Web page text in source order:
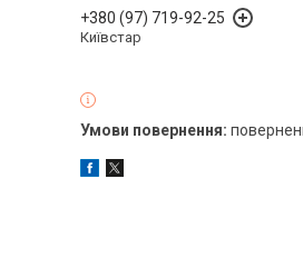
+380 (97) 719-92-25
Київстар